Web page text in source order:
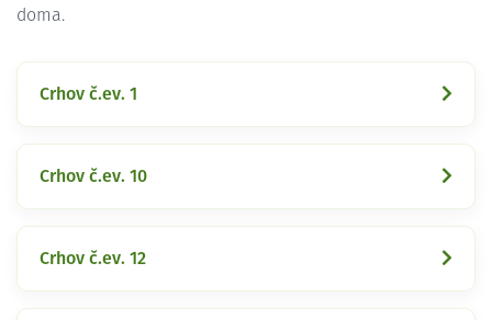
doma.
Crhov č.ev. 1
Crhov č.ev. 10
Crhov č.ev. 12